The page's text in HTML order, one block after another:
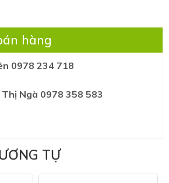
hàng
0978 234 718
Thị Ngà 0978 358 583
TỰ